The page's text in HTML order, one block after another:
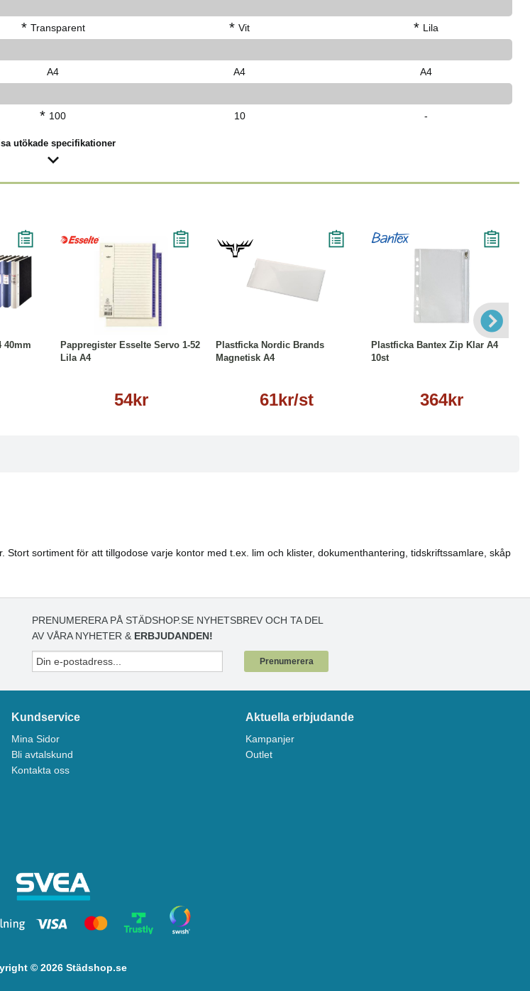
* Transparent * Vit * Lila
A4 A4 A4
* 100 10 -
utökade specifikationer
40mm
Pappregister Esselte Servo 1-52
Lila A4
54kr
Köp Läs mer
Plastficka Nordic Brands
Magnetisk A4
61kr/st
Plastficka Bantex Zip Klar A4
10st
364kr
Köp Läs mer
sortiment för att tillgodose varje kontor med t.ex. lim och klister, dokumenthantering, tidskriftssamlare, skåp
PRENUMERERA PÅ STÄDSHOP.SE NYHETSBREV OCH TA DEL
AV VÅRA NYHETER & ERBJUDANDEN!
Prenumerera
Kundservice
Mina Sidor
Bli avtalskund
Kontakta oss
Aktuella erbjudande
Kampanjer
Outlet
© 2026 Städshop.se